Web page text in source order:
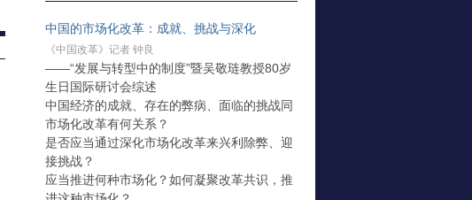
中国的市场化改革：成就、挑战与深化
《中国改革》记者 钟良
——“发展与转型中的制度”暨吴敬琏教授80岁
生日国际研讨会综述
中国经济的成就、存在的弊病、面临的挑战同
市场化改革有何关系？
是否应当通过深化市场化改革来兴利除弊、迎
接挑战？
应当推进何种市场化？如何凝聚改革共识，推